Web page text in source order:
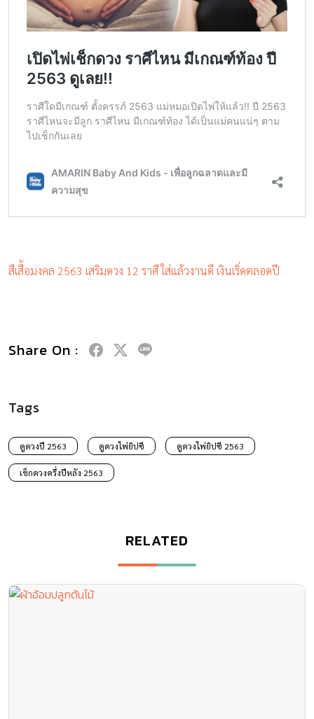
สีเสื้อมงคล 2563 เสริมดวง 12 ราศี ใส่แล้วงานดี เงินเริ่ดตลอดปี
Share On :
Tags
ดูดวงปี 2563 ดูดวงไพ่ยิปซี ดูดวงไพ่ยิปซี 2563
เช็กดวงครึ่งปีหลัง 2563
RELATED